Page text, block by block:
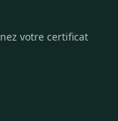
votre certificat